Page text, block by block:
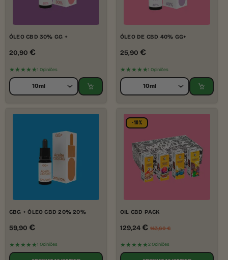
ÓLEO CBD 30% GG +
20,90 €
★★★★★1 Opiniões
ÓLEO DE CBD 40% GG+
25,90 €
★★★★★1 Opiniões
CBG + ÓLEO CBD 20% 20%
59,90 €
★★★★★1 Opiniões
-10%
OIL CBD PACK
129,24€ 143,60€
★★★★★2 Opiniões